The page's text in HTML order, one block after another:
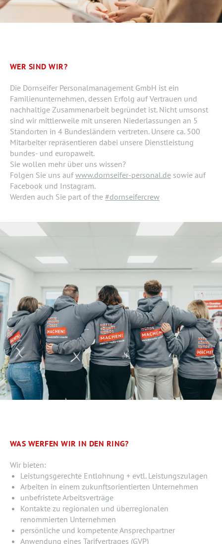
WER SIND WIR?
Die Dornseifer Personalmanagement GmbH ist ein
Familienunternehmen, dessen Erfolg auf Vertrauen und
nachhaltige Zusammenarbeit begründet ist. Nicht umsonst
sind wir mittlerweile mit unseren Niederlassungen an 5
Standorten in 4 Bundesländern vertreten. Unsere ca. 500
Mitarbeiter repräsentieren dabei unsere Dienstleistung
bundes- und europaweit.
Sie wollen mehr über uns wissen?
Folgen Sie uns aufwww.dornseifer-personal.de sowie auf
Facebook und Instagram.
Werden auch Sie part of the #dornseifercrew
WAS WERFEN WIR IN DEN RING?
Wir bieten:
Leistungsgerechte Entlohnung + evtl. Leistungszulagen
Arbeiten in einem zukunftsorientierten Unternehmen
unbefristete Arbeitsverträge
Kontakte zu regionalen und überregionalen
renommierten Unternehmen
persönliche und kompetente Ansprechpartner
Anwendung eines Tarifvertrages (GVP)